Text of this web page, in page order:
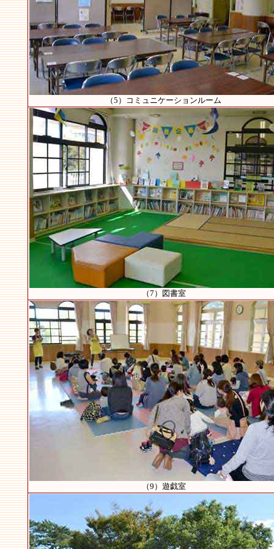
（5）コミュニケーションルーム
（7）図書室
（9）遊戯室